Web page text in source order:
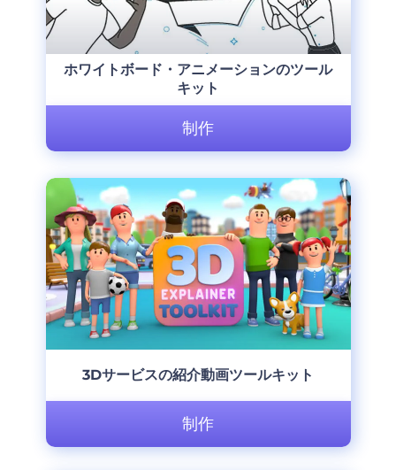
ホワイトボード・アニメーションのツール
キット
制作
3Dサービスの紹介動画ツールキット
制作